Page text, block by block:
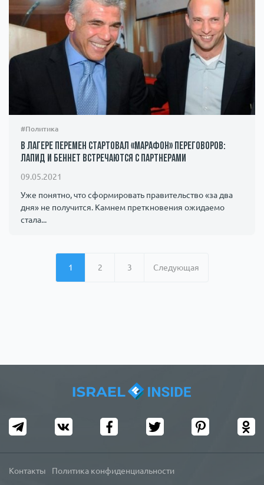
#Политика
В лагере перемен стартовал «марафон» переговоров:
Лапид и Беннет встречаются с партнерами
09.05.2021
Уже понятно, что сформировать правительство «за два
дня» не получится. Камнем преткновения ожидаемо
стала...
1 2 3 Следующая
Контакты Политика конфиденциальности